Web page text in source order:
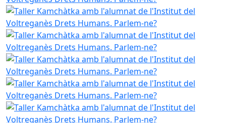
Taller Kamchàtka amb l'alumnat de l'Institut del
Taller Kamchàtka amb l'alumnat de l'Institut del
Taller Kamchàtka amb l'alumnat de l'Institut del
Taller Kamchàtka amb l'alumnat de l'Institut del
Taller Kamchàtka amb l'alumnat de l'Institut del